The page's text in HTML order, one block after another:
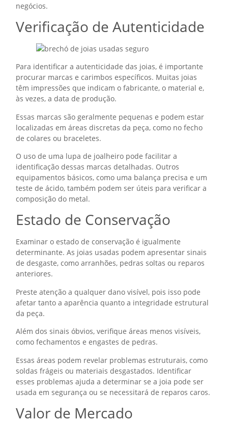
negócios.
Verificação de Autenticidade
Para identificar a autenticidade das joias, é importante
procurar marcas e carimbos específicos. Muitas joias
têm impressões que indicam o fabricante, o material e,
às vezes, a data de produção.
Essas marcas são geralmente pequenas e podem estar
localizadas em áreas discretas da peça, como no fecho
de colares ou braceletes.
O uso de uma lupa de joalheiro pode facilitar a
identificação dessas marcas detalhadas. Outros
equipamentos básicos, como uma balança precisa e um
teste de ácido, também podem ser úteis para verificar a
composição do metal.
Estado de Conservação
Examinar o estado de conservação é igualmente
determinante. As joias usadas podem apresentar sinais
de desgaste, como arranhões, pedras soltas ou reparos
anteriores.
Preste atenção a qualquer dano visível, pois isso pode
afetar tanto a aparência quanto a integridade estrutural
da peça.
Além dos sinais óbvios, verifique áreas menos visíveis,
como fechamentos e engastes de pedras.
Essas áreas podem revelar problemas estruturais, como
soldas frágeis ou materiais desgastados. Identificar
esses problemas ajuda a determinar se a joia pode ser
usada em segurança ou se necessitará de reparos caros.
Valor de Mercado